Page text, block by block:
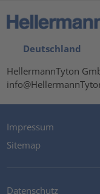
Deutschland
HellermannTyton
Impressum
Sitemap
Datenschutz